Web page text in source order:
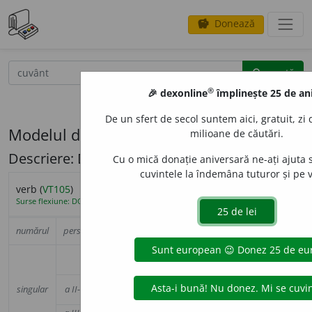
savings Donează
searchcaută
opțiuni
Modelul de flexiune V105 (mângâia)
Descriere: Derivat din V104
verb (VT105)
Surse flexiune: DOR
infinitiv infinitiv lung participiu
mângâiere mângâiat
numărul persoana
conjunctiv
prezent
imperfect
singular
ngâi
(să)
mângâiam
a II-a (tu)
(să)
mângâi
mângâia i
🎉 dexonline® împlinește 25 de
De un sfert de secol suntem aici, gratuit, zi
milioane de căutări.
Cu o mică donație aniversară ne-ați ajuta
cuvintele la îndemâna tuturor și pe